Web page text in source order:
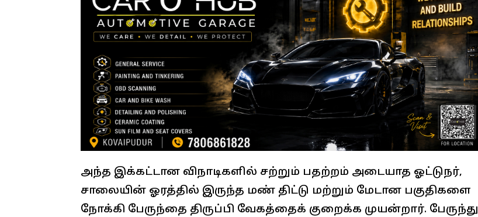
அந்த இக்கட்டான விநாடிகளில் சற்றும் பதற்றம் அடையாத ஓட்டுநர்,
சாலையின் ஓரத்தில் இருந்த மண் திட்டு மற்றும் மேடான பகுதிகளை
நோக்கி பேருந்தை திருப்பி வேகத்தைக் குறைக்க முயன்றார். பேருந்து